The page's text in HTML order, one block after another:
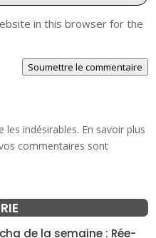
in this browser for the
Soumettre le commentaire
les indésirables. En savoir plus
commentaires sont
de la semaine : Rée-